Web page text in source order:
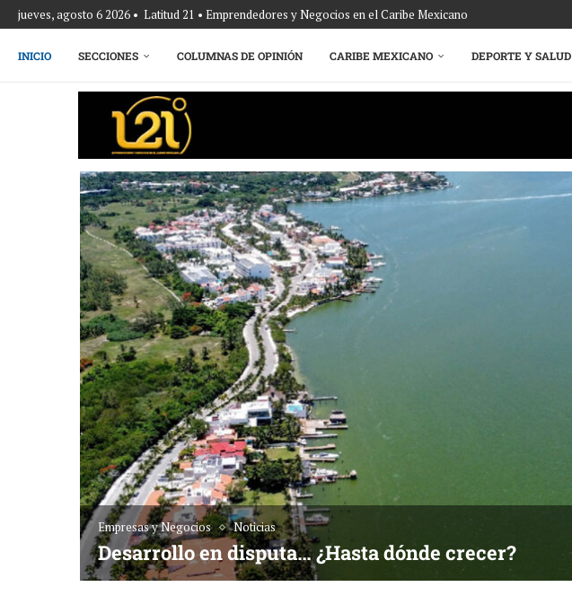
jueves, agosto 6 2026 • Latitud 21 • Emprendedores y Negocios en el Caribe Mexicano
INICIO SECCIONES COLUMNAS DE OPINIÓN CARIBE MEXICANO DEPORTE Y SALUD
Empresas y Negocios Noticias
Desarrollo en disputa… ¿Hasta dónde crecer?